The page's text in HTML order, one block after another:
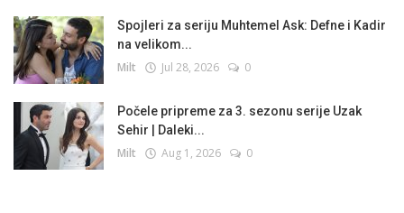
Spojleri za seriju Muhtemel Ask: Defne i Kadir
na velikom...
Milt Jul 28, 2026 0
Počele pripreme za 3. sezonu serije Uzak
Sehir | Daleki...
Milt Aug 1, 2026 0